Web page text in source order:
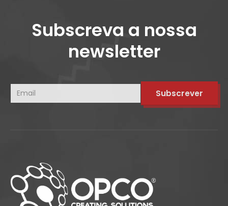
Subscreva a nossa
newsletter